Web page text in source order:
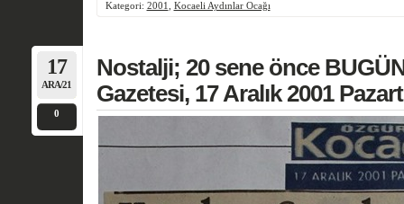
Kategori: 2001 Kocaeli Aydınlar Ocağı
17
ARA/21
0
Nostalji; 20 sene önce
Gazetesi, 17 Aralık 2001